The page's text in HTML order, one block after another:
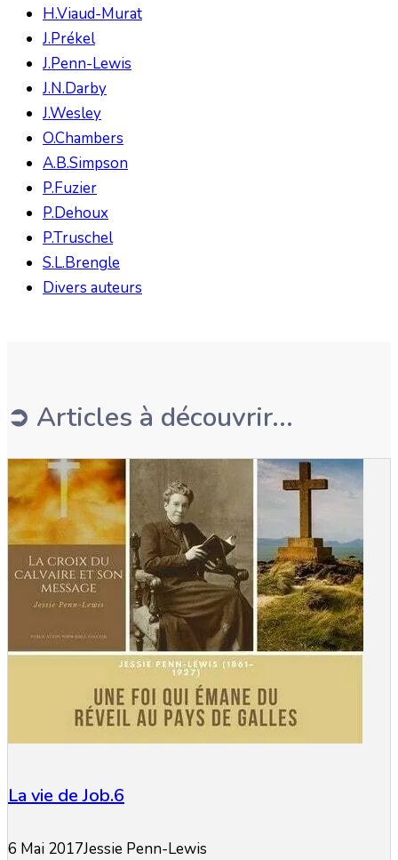
H.Viaud-Murat
J.Prékel
J.Penn-Lewis
J.N.Darby
J.Wesley
O.Chambers
A.B.Simpson
P.Fuzier
P.Dehoux
P.Truschel
S.L.Brengle
Divers auteurs
➲ Articles à découvrir...
La vie de Job.6
6 Mai 2017Jessie Penn-Lewis